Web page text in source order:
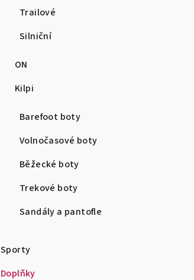
Trailové
Silniční
ON
Kilpi
Barefoot boty
Volnočasové boty
Běžecké boty
Trekové boty
Sandály a pantofle
Sporty
Doplňky